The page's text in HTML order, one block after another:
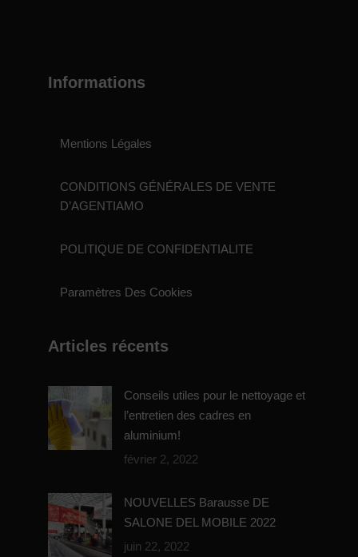
Informations
Mentions Légales
CONDITIONS GÉNÉRALES DE VENTE
D’AGENTIAMO
POLITIQUE DE CONFIDENTIALITE
Paramètres Des Cookies
Articles récents
Conseils utiles pour le nettoyage et
l’entretien des cadres en
aluminium!
février 2, 2022
NOUVELLES Barausse DE
SALONE DEL MOBILE 2022
juin 22, 2022